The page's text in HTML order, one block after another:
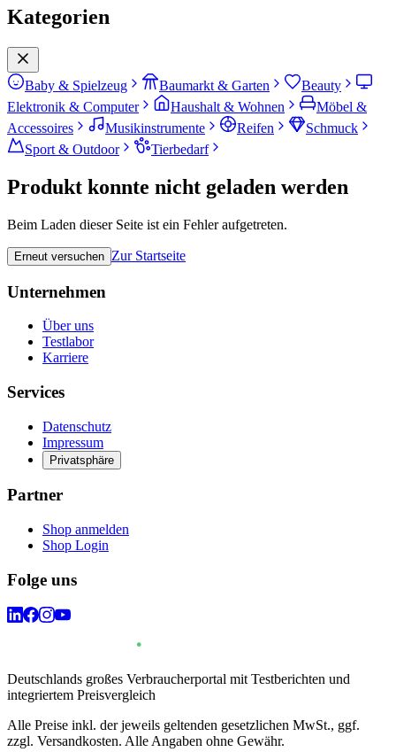
Kategorien
Baby & Spielzeug Baumarkt & Garten
Beauty
Elektronik & Computer
Haushalt & Wohnen
Möbel &
Accessoires
Musikinstrumente Reifen
Schmuck
Sport & Outdoor
Tierbedarf
Produkt konnte nicht geladen werden
Beim Laden dieser Seite ist ein Fehler aufgetreten.
Erneut versuchen Zur Startseite
Unternehmen
Über uns
Testlabor
Karriere
Services
Datenschutz
Impressum
Privatsphäre
Partner
Shop anmelden
Shop Login
Folge uns
Deutschlands großes Verbraucherportal mit Testberichten und
integriertem Preisvergleich
Alle Preise inkl. der jeweils geltenden gesetzlichen MwSt., ggf.
zzgl. Versandkosten. Alle Angaben ohne Gewähr.